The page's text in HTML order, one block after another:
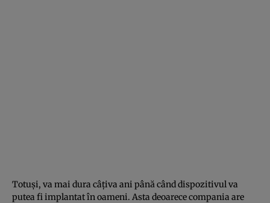
Totuşi, va mai dura câţiva ani până când dispozitivul va
putea fi implantat în oameni. Asta deoarece compania are